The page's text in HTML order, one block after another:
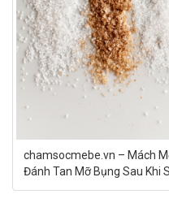
chamsocmebe.vn – Mách
Đánh Tan Mỡ Bụng Sau Khi